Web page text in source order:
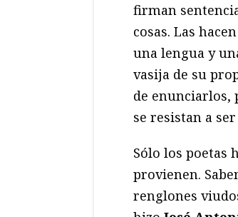
firman
cosas. Las
una lengua y
vasija de su
de enunciarlos,
se resistan a
Sólo los poetas
provienen.
renglones